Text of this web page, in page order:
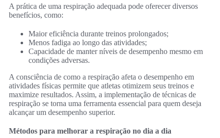
A prática de uma respiração adequada pode oferecer diversos
benefícios, como:
Maior eficiência durante treinos prolongados;
Menos fadiga ao longo das atividades;
Capacidade de manter níveis de desempenho mesmo em
condições adversas.
A consciência de como a respiração afeta o desempenho em
atividades físicas permite que atletas otimizem seus treinos e
maximize resultados. Assim, a implementação de técnicas de
respiração se torna uma ferramenta essencial para quem deseja
alcançar um desempenho superior.
Métodos para melhorar a respiração no dia a dia